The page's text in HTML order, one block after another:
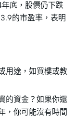
底，股價仍下跌
的市盈率，表明
用途，如買樓或教
的資金？如果你還
，你可能沒有時間